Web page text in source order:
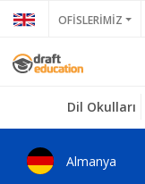
OFİSLERİMİZ
Dil Okulları
Almanya